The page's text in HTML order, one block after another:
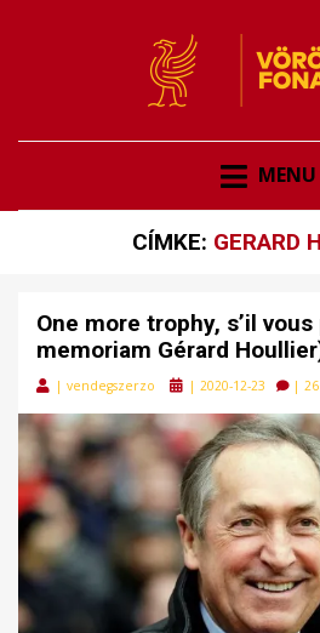
VÖRÖS FONAT
MENU
CÍMKE: GERARD
One more trophy, s’il
memoriam Gérard
| vendegszerzo
Posted
| 2020-12-23 |